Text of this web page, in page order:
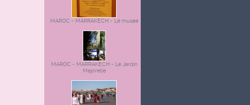
MAROC - MARRAKECH - Le musée
MAROC - MARRAKECH - Le Jardin
Majorelle